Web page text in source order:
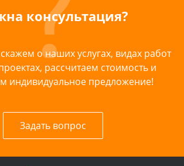
консультация?
о наших услугах, видах работ
рассчитаем стоимость и
индивидуальное предложение!
Задать вопрос